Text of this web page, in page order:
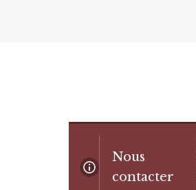
Nous
contacter